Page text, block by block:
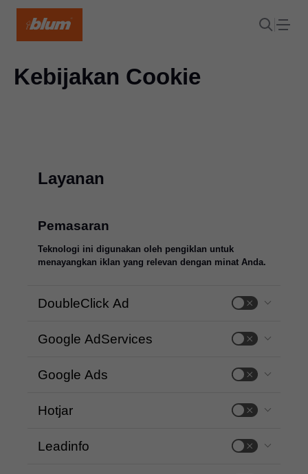
Kebijakan Cookie
Layanan
Pemasaran
Teknologi ini digunakan oleh pengiklan untuk
menayangkan iklan yang relevan dengan minat Anda.
DoubleClick Ad
Google AdServices
Google Ads
Hotjar
Leadinfo